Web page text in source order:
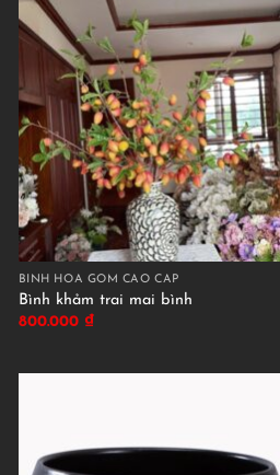
BÌNH HOA GỐM CAO CẤP
Bình khảm trai mai bình
800.000 ₫